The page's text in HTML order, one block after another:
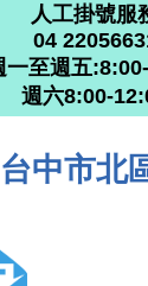
人工掛號服
04
一至週五
週六8:00-
中市北